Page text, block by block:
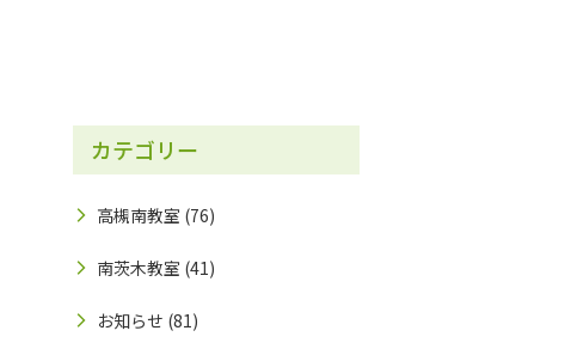
カテゴリー
高槻南教室 (76)
南茨木教室 (41)
お知らせ (81)